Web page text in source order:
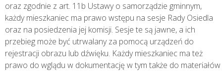
oraz zgodnie z art. 11b Ustawy o samorządzie gminnym,
każdy mieszkaniec ma prawo wstępu na sesje Rady Osiedla
oraz na posiedzenia jej komisji. Sesje te są jawne, a ich
przebieg może być utrwalany za pomocą urządzeń do
rejestracji obrazu lub dźwięku. Każdy mieszkaniec ma też
prawo do wglądu w dokumentację w tym także do materiałów